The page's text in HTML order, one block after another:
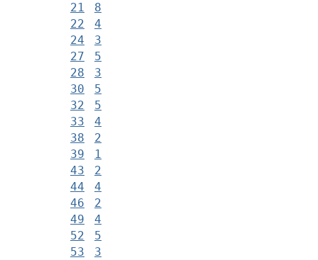
21
8
22
4
24
3
27
5
28
3
30
5
32
5
33
4
38
2
39
1
43
2
44
4
46
2
49
4
52
5
53
3